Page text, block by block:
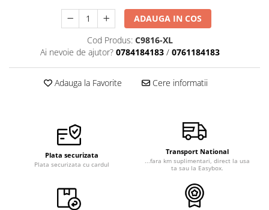
Tricouri de lucru
Saboti medicali
ACCESORII
Noutati
ADAUGA IN COS
Cod Produs: C9816-XL
Ai nevoie de ajutor? 0784184183 / 0761184183
Adauga la Favorite Cere informatii
Plata securizata
Plata securizata cu cardul
Transport National
...fara km suplimentari, direct la usa
ta sau la Easybox.